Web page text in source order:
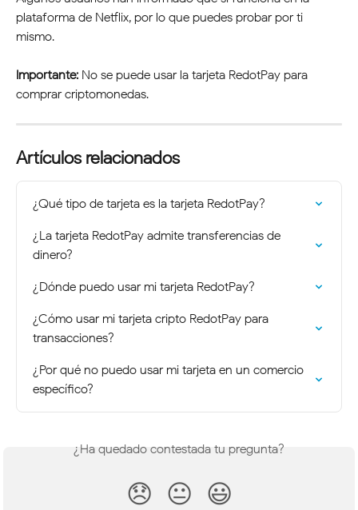
plataforma de Netflix, por lo que puedes probar por ti
mismo.
Importante: No se puede usar la tarjeta RedotPay para
comprar criptomonedas.
Artículos relacionados
¿Qué tipo de tarjeta es la tarjeta RedotPay?
¿La tarjeta RedotPay admite transferencias de
dinero?
¿Dónde puedo usar mi tarjeta RedotPay?
¿Cómo usar mi tarjeta cripto RedotPay para
transacciones?
¿Por qué no puedo usar mi tarjeta en un comercio
específico?
¿Ha quedado contestada tu pregunta?
😞 😐 😃